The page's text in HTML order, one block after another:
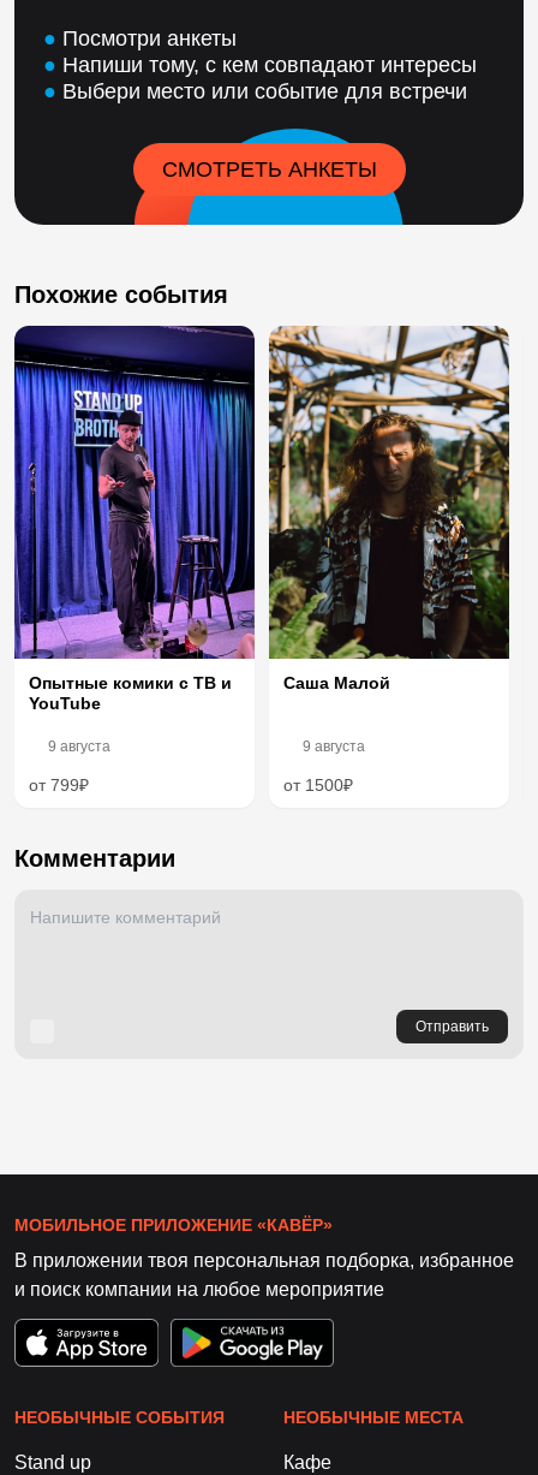
● Посмотри анкеты
● Напиши тому, с кем совпадают интересы
● Выбери место или событие для встречи
СМОТРЕТЬ АНКЕТЫ
Похожие события
Опытные комики с ТВ и
YouTube
9 августа
от 799₽
Саша Малой
9 августа
от 1500₽
Комментарии
Отправить
МОБИЛЬНОЕ ПРИЛОЖЕНИЕ «КАВЁР»
В приложении твоя персональная подборка, избранное
и поиск компании на любое мероприятие
НЕОБЫЧНЫЕ СОБЫТИЯ
Stand up
НЕОБЫЧНЫЕ МЕСТА
Кафе